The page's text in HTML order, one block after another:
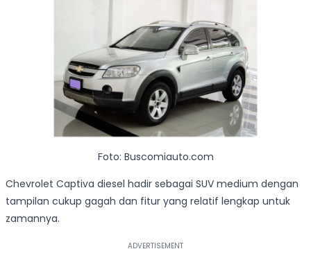
Foto: Buscomiauto.com
Chevrolet Captiva diesel hadir sebagai SUV medium dengan
tampilan cukup gagah dan fitur yang relatif lengkap untuk
zamannya.